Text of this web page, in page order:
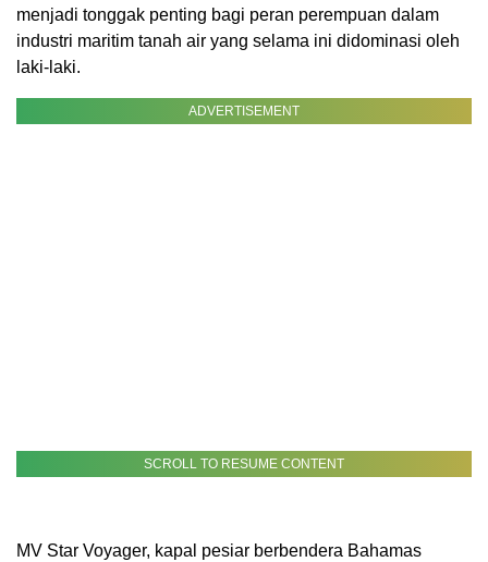
menjadi tonggak penting bagi peran perempuan dalam
industri maritim tanah air yang selama ini didominasi oleh
laki-laki.
ADVERTISEMENT
SCROLL TO RESUME CONTENT
MV Star Voyager, kapal pesiar berbendera Bahamas